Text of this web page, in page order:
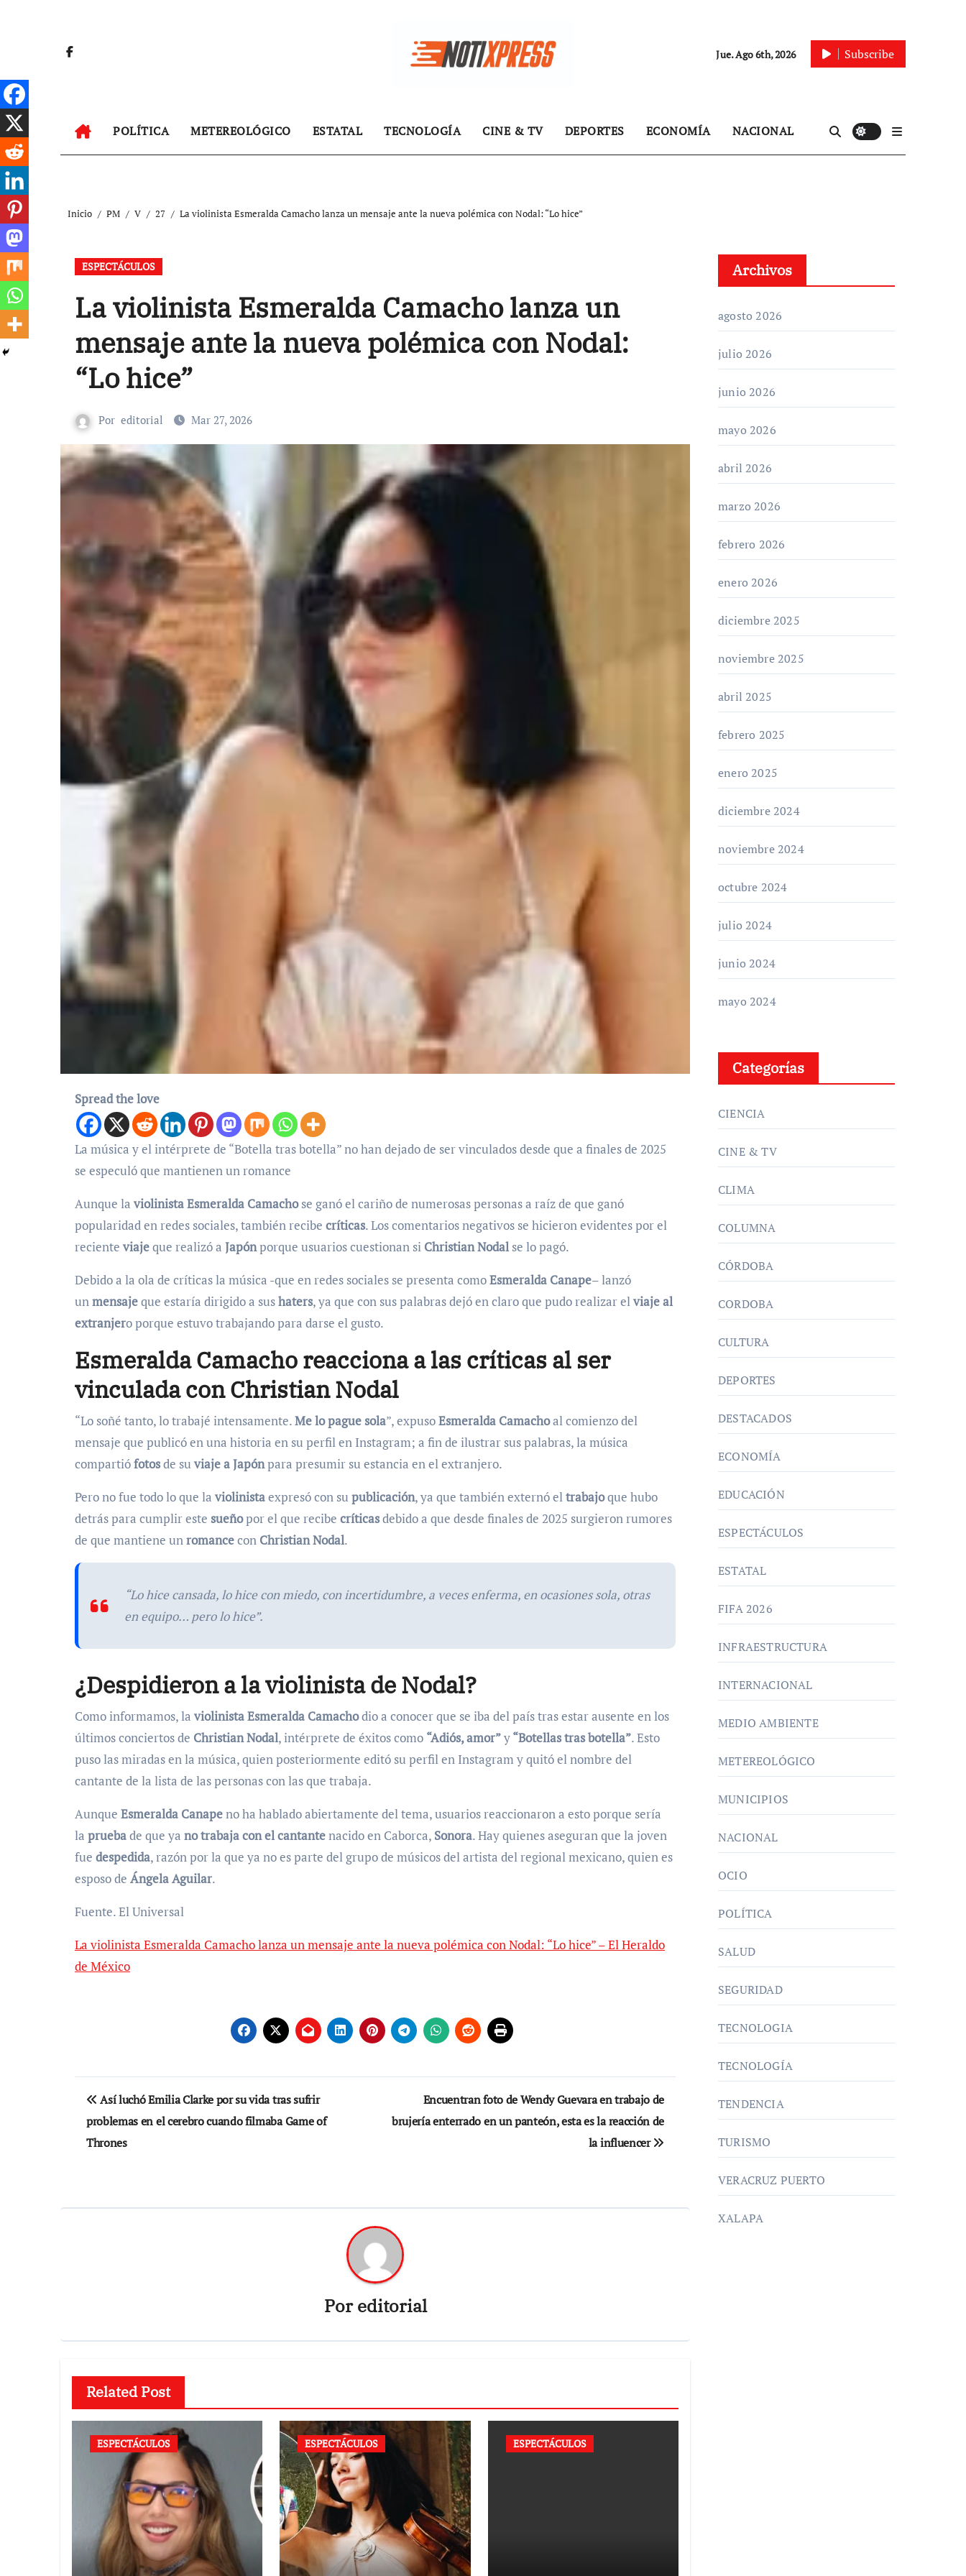
Jue. Ago 6th, 2026 Subscribe
POLÍTICA METEREOLÓGICO ESTATAL TECNOLOGÍA CINE & TV DEPORTES ECONOMÍA NACIONAL
Inicio PM V 27 La violinista Esmeralda Camacho lanza un mensaje ante la nueva polémica con Nodal: “Lo hice”
ESPECTÁCULOS
La violinista Esmeralda Camacho lanza un
mensaje ante la nueva polémica con Nodal:
“Lo hice”
Por editorial Mar 27, 2026
Spread the love
La música y el intérprete de “Botella tras botella” no han dejado de ser vinculados desde que a finales de 2025
se especuló que mantienen un romance
Aunque la violinista Esmeralda Camachose ganó el cariño de numerosas personas a raíz de que ganó
popularidad en redes sociales, también recibe críticas. Los comentarios negativos se hicieron evidentes por el
reciente viajeque realizó a Japónporque usuarios cuestionan si Christian Nodal se lo pagó.
Debido a la ola de críticas la música -que en redes sociales se presenta comoEsmeralda Canape– lanzó
unmensajeque estaría dirigido a sushaters, ya que con sus palabras dejó en claro que pudo realizar elviaje al
extranjero porque estuvo trabajando para darse el gusto.
Esmeralda Camacho reacciona a las críticas al ser
vinculada con Christian Nodal
“Lo soñé tanto, lo trabajé intensamente.Me lo pague sola”, expusoEsmeralda Camachoal comienzo del
mensaje que publicó en una historia en su perfil en Instagram; a fin de ilustrar sus palabras, la música
compartiófotosde su viaje a Japónpara presumir su estancia en el extranjero.
Pero no fue todo lo que la violinistaexpresó con su publicación, ya que también externó eltrabajoque hubo
detrás para cumplir este sueñopor el que recibe críticasdebido a que desde finales de 2025 surgieron rumores
de que mantiene unromancecon Christian Nodal.
“Lo hice cansada, lo hice con miedo, con incertidumbre, a veces enferma, en ocasiones sola, otras
en equipo… pero lo hice”.
¿Despidieron a la violinista de Nodal?
Como informamos, la violinista Esmeralda Camachodio a conocer que se iba del país tras estar ausente en los
últimos conciertos de Christian Nodal, intérprete de éxitos como “Adiós, amor”y“Botellas tras botella”. Esto
puso las miradas en la música, quien posteriormente editó su perfil en Instagram y quitó el nombre del
cantante de la lista de las personas con las que trabaja.
Aunque Esmeralda Canapeno ha hablado abiertamente del tema, usuarios reaccionaron a esto porque sería
la pruebade que ya no trabaja con el cantantenacido en Caborca, Sonora. Hay quienes aseguran que la joven
fue despedida, razón por la que ya no es parte del grupo de músicos del artista del regional mexicano, quien es
esposo de Ángela Aguilar.
Fuente. El Universal
La violinista Esmeralda Camacho lanza un mensaje ante la nueva polémica con Nodal: “Lo hice” – El Heraldo
de México
Navegación
de
entradas
Así luchó Emilia Clarke por su vida tras sufrir
problemas en el cerebro cuando filmaba Game of
Thrones
Encuentran foto de Wendy Guevara en trabajo de
brujería enterrado en un panteón, esta es la reacción de
la influencer
Poreditorial
Related Post
ESPECTÁCULOS ESPECTÁCULOS ESPECTÁCULOS
Archivos
agosto 2026
julio 2026
junio 2026
mayo 2026
abril 2026
marzo 2026
febrero 2026
enero 2026
diciembre 2025
noviembre 2025
abril 2025
febrero 2025
enero 2025
diciembre 2024
noviembre 2024
octubre 2024
julio 2024
junio 2024
mayo 2024
Categorías
CIENCIA
CINE & TV
CLIMA
COLUMNA
CÓRDOBA
CORDOBA
CULTURA
DEPORTES
DESTACADOS
ECONOMÍA
EDUCACIÓN
ESPECTÁCULOS
ESTATAL
FIFA 2026
INFRAESTRUCTURA
INTERNACIONAL
MEDIO AMBIENTE
METEREOLÓGICO
MUNICIPIOS
NACIONAL
OCIO
POLÍTICA
SALUD
SEGURIDAD
TECNOLOGIA
TECNOLOGÍA
TENDENCIA
TURISMO
VERACRUZ PUERTO
XALAPA